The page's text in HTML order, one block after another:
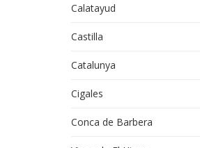
Calatayud
Castilla
Catalunya
Cigales
Conca de Barbera